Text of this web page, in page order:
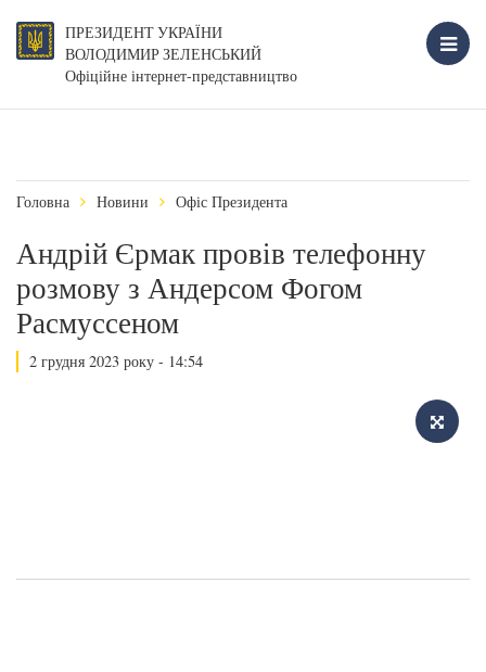
ПРЕЗИДЕНТ УКРАЇНИ
ВОЛОДИМИР ЗЕЛЕНСЬКИЙ
Офіційне інтернет-представництво
Головна Новини Офіс Президента
Андрій Єрмак провів телефонну
розмову з Андерсом Фогом
Расмуссеном
2 грудня 2023 року - 14:54